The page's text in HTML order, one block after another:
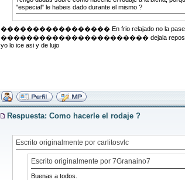
"especial" le habeis dado durante el mismo ?
����������������� En frio relajado no la pases de
����������������������� dejala reposar de 2 -3 min
yo lo ice asi y de lujo
Respuesta: Como hacerle el rodaje ?
Escrito originalmente por carlitosvlc
Escrito originalmente por 7Granaino7
Buenas a todos.